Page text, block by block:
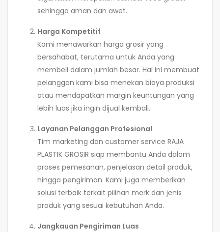
sehingga aman dan awet.
Harga Kompetitif
Kami menawarkan harga grosir yang
bersahabat, terutama untuk Anda yang
membeli dalam jumlah besar. Hal ini membuat
pelanggan kami bisa menekan biaya produksi
atau mendapatkan margin keuntungan yang
lebih luas jika ingin dijual kembali.
Layanan Pelanggan Profesional
Tim marketing dan customer service RAJA
PLASTIK GROSIR siap membantu Anda dalam
proses pemesanan, penjelasan detail produk,
hingga pengiriman. Kami juga memberikan
solusi terbaik terkait pilihan merk dan jenis
produk yang sesuai kebutuhan Anda.
Jangkauan Pengiriman Luas